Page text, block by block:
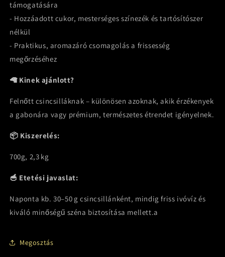
támogatására
- Hozzáadott cukor, mesterséges színezék és tartósítószer
nélkül
- Praktikus, aromazáró csomagolás a frissesség
megőrzéséhez
🦙 Kinek ajánlott?
Felnőtt csincsilláknak – különösen azoknak, akik érzékenyek
a gabonára vagy prémium, természetes étrendet igényelnek.
📦 Kiszerelés:
700g, 2,3 kg
🥣 Etetési javaslat:
Naponta kb. 30–50 g csincsillánként, mindig friss ivóvíz és
kiváló minőségű széna biztosítása mellett.a
Megosztás